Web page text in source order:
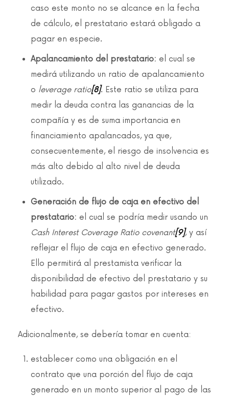
caso este monto no se alcance en la fecha
de cálculo, el prestatario estará obligado a
pagar en especie.
Apalancamiento del prestatario: el cual se
medirá utilizando un ratio de apalancamiento
o leverage ratio[8]. Este ratio se utiliza para
medir la deuda contra las ganancias de la
compañía y es de suma importancia en
financiamiento apalancados, ya que,
consecuentemente, el riesgo de insolvencia es
más alto debido al alto nivel de deuda
utilizado.
Generación de flujo de caja en efectivo del
prestatario: el cual se podría medir usando un
Cash Interest Coverage Ratio covenant[9], y así
reflejar el flujo de caja en efectivo generado.
Ello permitirá al prestamista verificar la
disponibilidad de efectivo del prestatario y su
habilidad para pagar gastos por intereses en
efectivo.
Adicionalmente, se debería tomar en cuenta:
establecer como una obligación en el
contrato que una porción del flujo de caja
generado en un monto superior al pago de las